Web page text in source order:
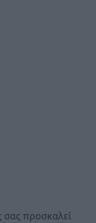
προσκαλεί